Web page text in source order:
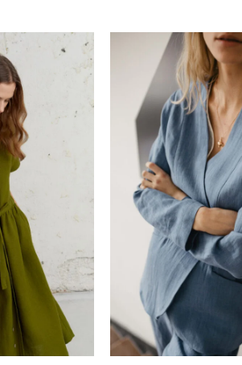
Mėgstamiausias